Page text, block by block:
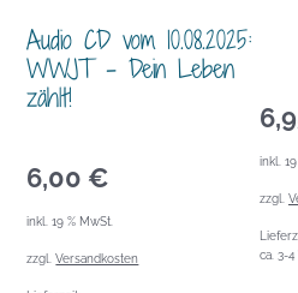
Audio CD vom 10.08.2025:
WWJT – Dein Leben
zählt!
6,00 €
inkl. 19 % MwSt.
zzgl.Versandkosten
inkl.
zzgl.
ca. 3-